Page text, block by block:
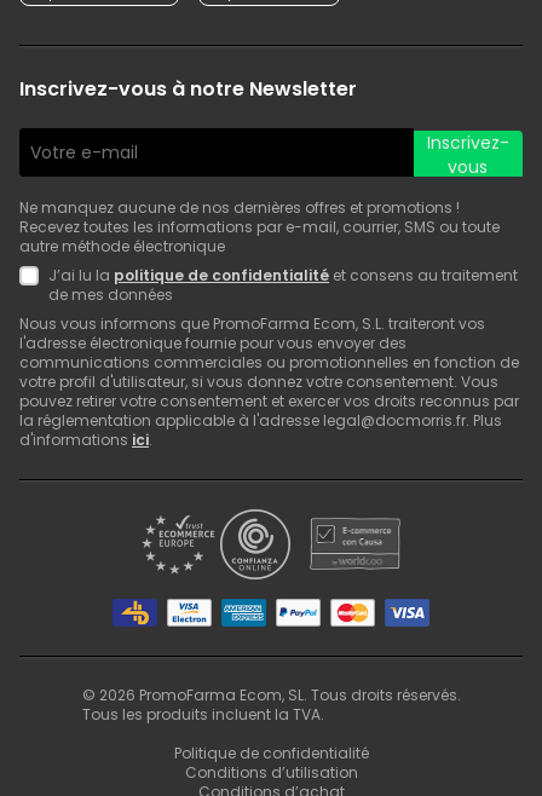
Inscrivez-vous à notre Newsletter
Inscrivez-
vous
Ne manquez aucune de nos dernières offres et promotions !
Recevez toutes les informations par e-mail, courrier, SMS ou toute
autre méthode électronique
J’ai lu la politique de confidentialité et consens au traitement
de mes données
Nous vous informons que PromoFarma Ecom, S.L. traiteront vos
l'adresse électronique fournie pour vous envoyer des
communications commerciales ou promotionnelles en fonction de
votre profil d'utilisateur, si vous donnez votre consentement. Vous
pouvez retirer votre consentement et exercer vos droits reconnus par
la réglementation applicable à l'adresse legal@docmorris.fr. Plus
d'informations ici.
© 2026 PromoFarma Ecom, SL. Tous droits réservés.
Tous les produits incluent la TVA.
Politique de confidentialité
Conditions d’utilisation
Conditions d’achat